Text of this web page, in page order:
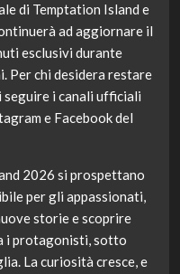
di Temptation Island e
ad aggiornare il
esclusivi durante
Per chi desidera restare
i canali ufficiali
e Facebook del
2026 si prospettano
per gli appassionati,
storie e scoprire
i protagonisti, sotto
La curiosità cresce, e